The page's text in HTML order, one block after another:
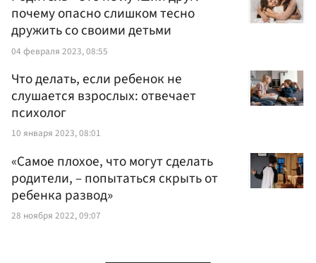
почему опасно слишком тесно
дружить со своими детьми
04 февраля 2023, 08:55
Что делать, если ребенок не
слушается взрослых: отвечает
психолог
10 января 2023, 08:01
«Самое плохое, что могут сделать
родители, – попытаться скрыть от
ребенка развод»
28 ноября 2022, 09:07